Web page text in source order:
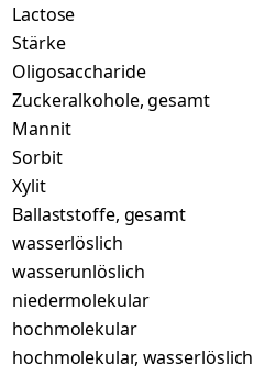
Lactose
Stärke
Oligosaccharide
Zuckeralkohole, gesamt
Mannit
Sorbit
Xylit
Ballaststoffe, gesamt
wasserlöslich
wasserunlöslich
niedermolekular
hochmolekular
hochmolekular, wasserlöslich